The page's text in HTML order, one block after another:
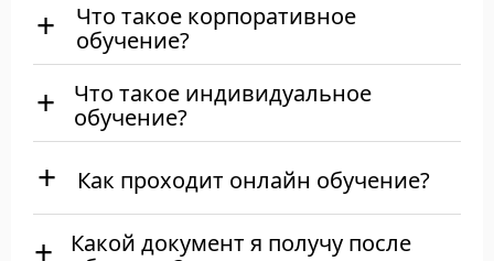
Что такое корпоративное
обучение?
Что такое индивидуальное
обучение?
Как проходит онлайн обучение?
Какой документ я получу после